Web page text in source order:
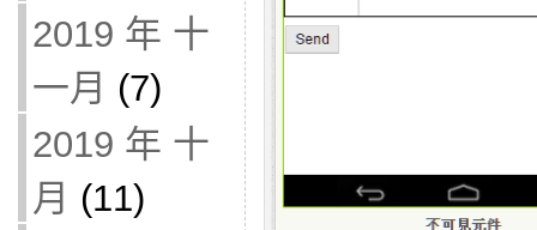
2019 年 十
一月 (7)
2019 年 十
月 (11)